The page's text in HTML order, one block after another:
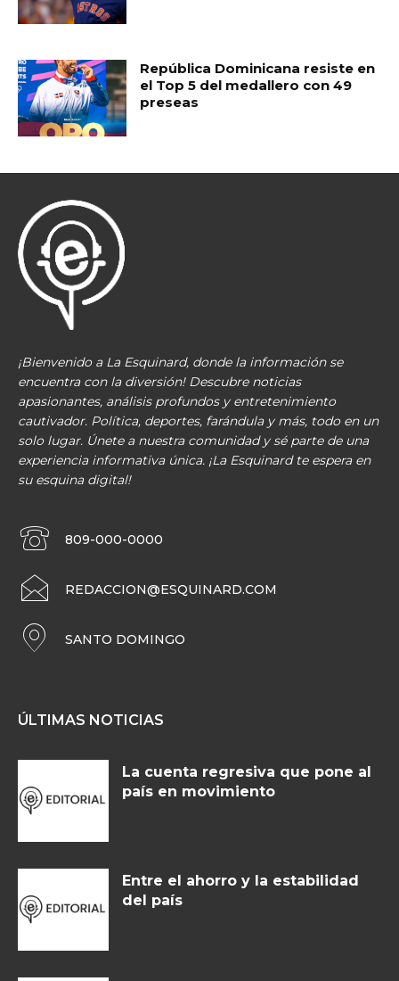
República Dominicana resiste en
el Top 5 del medallero con 49
preseas
¡Bienvenido a La Esquinard, donde la información se
encuentra con la diversión! Descubre noticias
apasionantes, análisis profundos y entretenimiento
cautivador. Política, deportes, farándula y más, todo en un
solo lugar. Únete a nuestra comunidad y sé parte de una
experiencia informativa única. ¡La Esquinard te espera en
su esquina digital!
809-000-0000
REDACCION@ESQUINARD.COM
SANTO DOMINGO
ÚLTIMAS NOTICIAS
La cuenta regresiva que pone al
país en movimiento
Entre el ahorro y la estabilidad
del país